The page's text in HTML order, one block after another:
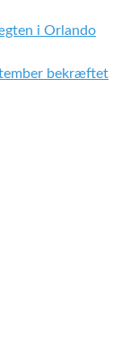
i Orlando
bekræftet